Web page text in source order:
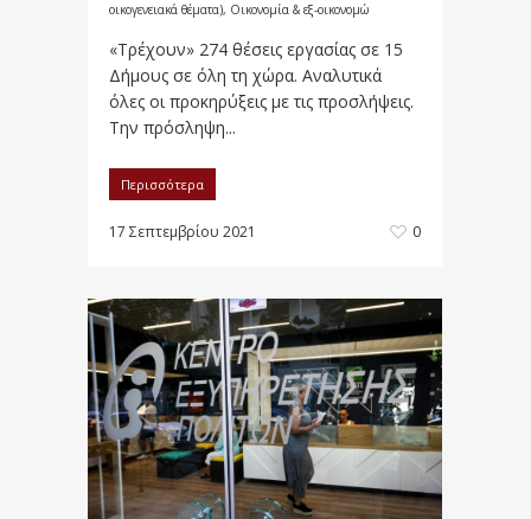
οικογενειακά θέματα), Οικονομία & εξ-οικονομώ
«Τρέχουν» 274 θέσεις εργασίας σε 15
Δήμους σε όλη τη χώρα. Αναλυτικά
όλες οι προκηρύξεις με τις προσλήψεις.
Την πρόσληψη...
Περισσότερα
17 Σεπτεμβρίου 2021 0